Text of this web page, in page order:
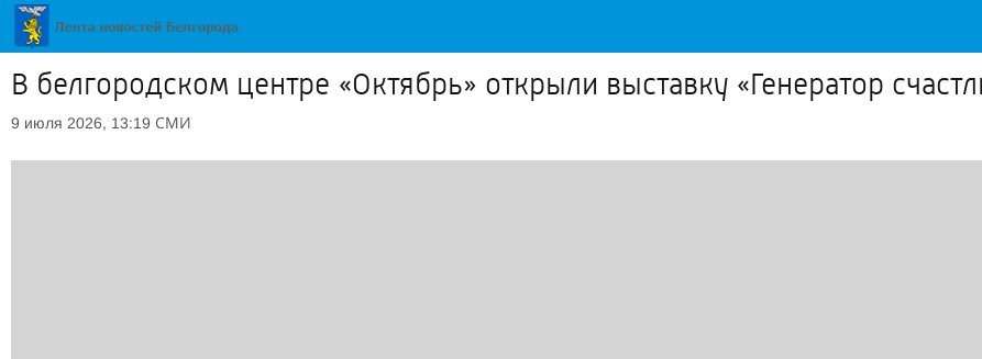
В белгородском центре «Октябрь» открыли выставку «Генератор
9 июля 2026, 13:19 СМИ